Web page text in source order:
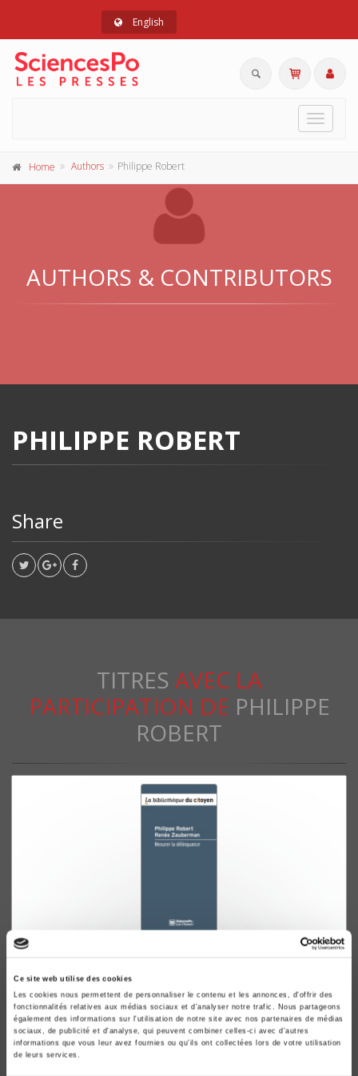
Ce site web utilise des cookies
Les cookies nous permettent de personnaliser le contenu et les annonces, d'offrir des
fonctionnalités relatives aux médias sociaux et d'analyser notre trafic. Nous partageons
également des informations sur l'utilisation de notre site avec nos partenaires de médias
sociaux, de publicité et d'analyse, qui peuvent combiner celles-ci avec d'autres
informations que vous leur avez fournies ou qu'ils ont collectées lors de votre utilisation
de leurs services.
English
Toggle
Home Authors Philippe Robert
AUTHORS & CONTRIBUTORS
PHILIPPE ROBERT
Share
TITRES AVEC LA
PARTICIPATION DE PHILIPPE
ROBERT
Mesurer la délinquance
Philippe Robert, Renée Zauberman